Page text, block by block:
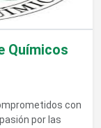
Químicos
con
por las